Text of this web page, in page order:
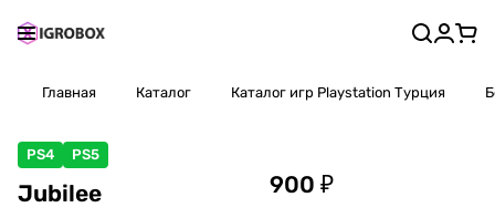
Главная Каталог Каталог игр Playstation Турция
PS4 PS5
Jubilee 900 ₽